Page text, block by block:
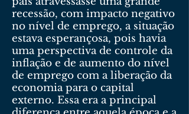
recessão, com impacto negativo
no nível de emprego, a situação
estava esperançosa, pois havia
uma perspectiva de controle da
inflação e de aumento do nível
de emprego com a liberação da
economia para o capital
externo. Essa era a principal